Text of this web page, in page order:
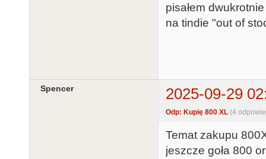
pisałem
na tindie "out of
Spencer 2025-09-29
Odp: Kupię 800 XL (4
Temat zakupu
jeszcze goła 800